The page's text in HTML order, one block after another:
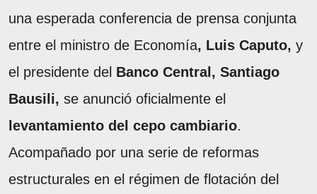
una esperada conferencia de prensa conjunta
entre el ministro de Economía, Luis Caputo, y
el presidente del Banco Central, Santiago
Bausili, se anunció oficialmente el
levantamiento del cepo cambiario.
Acompañado por una serie de reformas
estructurales en el régimen de flotación del